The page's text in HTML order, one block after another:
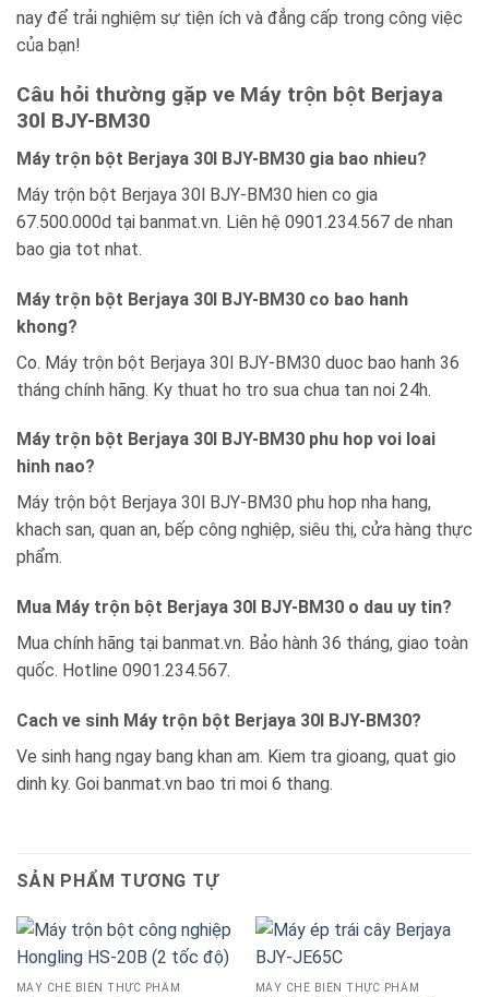
nay để trải nghiệm sự tiện ích và đẳng cấp trong công việc
của bạn!
Câu hỏi thường gặp ve Máy trộn bột Berjaya
30l BJY-BM30
Máy trộn bột Berjaya 30l BJY-BM30 gia bao nhieu?
Máy trộn bột Berjaya 30l BJY-BM30 hien co gia
67.500.000d tại banmat.vn. Liên hệ 0901.234.567 de nhan
bao gia tot nhat.
Máy trộn bột Berjaya 30l BJY-BM30 co bao hanh
khong?
Co. Máy trộn bột Berjaya 30l BJY-BM30 duoc bao hanh 36
tháng chính hãng. Ky thuat ho tro sua chua tan noi 24h.
Máy trộn bột Berjaya 30l BJY-BM30 phu hop voi loai
hinh nao?
Máy trộn bột Berjaya 30l BJY-BM30 phu hop nha hang,
khach san, quan an, bếp công nghiệp, siêu thị, cửa hàng thực
phẩm.
Mua Máy trộn bột Berjaya 30l BJY-BM30 o dau uy tin?
Mua chính hãng tại banmat.vn. Bảo hành 36 tháng, giao toàn
quốc. Hotline 0901.234.567.
Cach ve sinh Máy trộn bột Berjaya 30l BJY-BM30?
Ve sinh hang ngay bang khan am. Kiem tra gioang, quat gio
dinh ky. Goi banmat.vn bao tri moi 6 thang.
SẢN PHẨM TƯƠNG TỰ
MÁY CHẾ BIẾN THỰC PHẨM MÁY CHẾ BIẾN THỰC PHẨM